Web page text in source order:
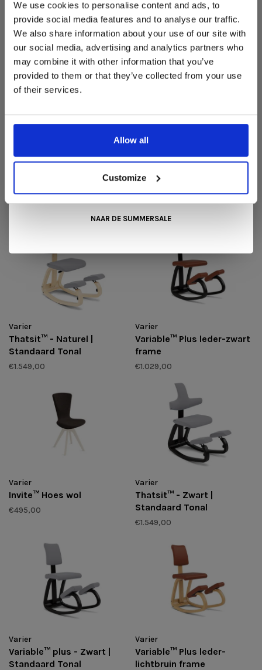
We use cookies to personalise content and ads, to
provide social media features and to analyse our traffic.
We also share information about your use of our site with
our social media, advertising and analytics partners who
may combine it with other information that you’ve
provided to them or that they’ve collected from your use
of their services.
Allow all
Customize
Varier
Variable™ plus - Naturel |
Standaard Tonal
€699,00 €629,00
Varier
Variable™ - Lichtbruin |
Standaard Tonal
€379,00 €339,00
Variable™ monochrome
Grotto
Varier Thatsit™ -
Lichtbruin | Standaard
Tonal
Varier
Thatsit™ - Naturel |
Standaard Tonal
€1.549,00
Varier
Variable™ Plus leder-zwart
frame
€1.029,00
Varier
Invite™ Hoes wol
€495,00
Varier
Thatsit™ - Zwart |
Standaard Tonal
€1.549,00
Varier
Variable™ plus - Zwart |
Standaard Tonal
Varier
Variable™ Plus leder-
lichtbruin frame
In onze showroom vind je een uitgebreide selectie
designmeubelen van gerenommeerde Nederlandse en Europese
merken. Onder andere showroommodellen vanHarvink ,
Gelderland,Swedese,Sculptures JeuxenArtisanzijn nu extra
voordelig verkrijgbaar. Profiteer van unieke aanbiedingen zolang
de voorraad strekt!
Liever nieuw bestellen? Ook dan krijgt u een vriendelijke
designmeubel geheel naar wens samen te stellen, met de
mag verwachten.
Kom langs in onze showroom, doe inspiratie op en ontdek de
mooiste aanbiedingen tijdens de
Summer Sale van Snip
. De koffie of thee staat voor je klaar!
NAAR DE SUMMERSALE